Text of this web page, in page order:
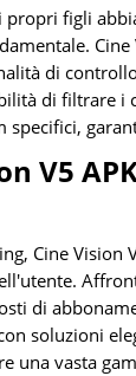
figli
Cine
di
di filtrare i
specifici,
V5
Cine Vision
di
soluzioni
una vasta